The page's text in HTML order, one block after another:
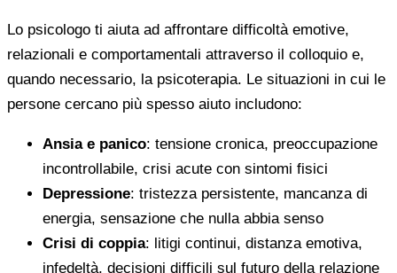
Lo psicologo ti aiuta ad affrontare difficoltà emotive,
relazionali e comportamentali attraverso il colloquio e,
quando necessario, la psicoterapia. Le situazioni in cui le
persone cercano più spesso aiuto includono:
Ansia e panico: tensione cronica, preoccupazione
incontrollabile, crisi acute con sintomi fisici
Depressione: tristezza persistente, mancanza di
energia, sensazione che nulla abbia senso
Crisi di coppia: litigi continui, distanza emotiva,
infedeltà, decisioni difficili sul futuro della relazione